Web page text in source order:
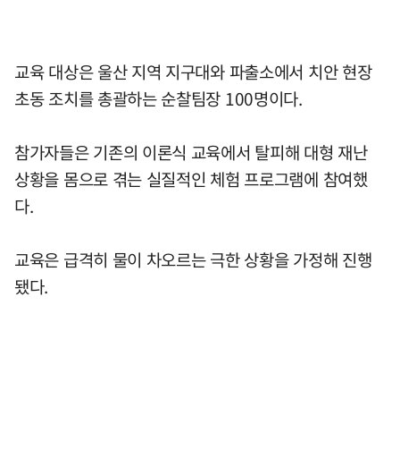
교육 대상은 울산 지역 지구대와 파출소에서 치안 현장
초동 조치를 총괄하는 순찰팀장 100명이다.
참가자들은 기존의 이론식 교육에서 탈피해 대형 재난
상황을 몸으로 겪는 실질적인 체험 프로그램에 참여했
다.
교육은 급격히 물이 차오르는 극한 상황을 가정해 진행
됐다.